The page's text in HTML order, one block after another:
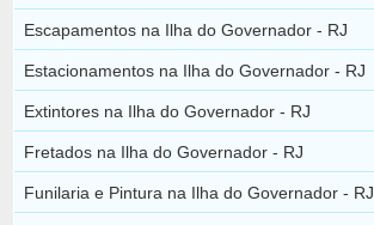
Escapamentos na Ilha do Governador - RJ
Estacionamentos na Ilha do Governador - RJ
Extintores na Ilha do Governador - RJ
Fretados na Ilha do Governador - RJ
Funilaria e Pintura na Ilha do Governador - RJ